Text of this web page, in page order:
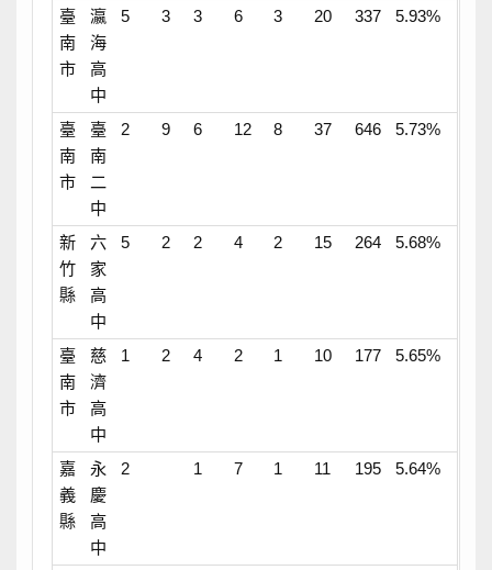
臺
南
市
瀛
海
高
中
5 3 3 6 3 20 337 5.93%
臺
南
市
臺
南
二
中
2 9 6 12 8 37 646 5.73%
新
竹
縣
六
家
高
中
5 2 2 4 2 15 264 5.68%
臺
南
市
慈
濟
高
中
1 2 4 2 1 10 177 5.65%
嘉
義
縣
永
慶
高
中
2 1 7 1 11 195 5.64%